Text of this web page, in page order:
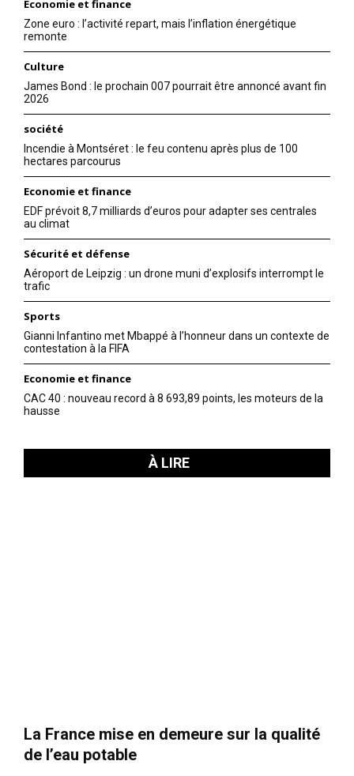
Economie et finance
Zone euro : l’activité repart, mais l’inflation énergétique
remonte
Culture
James Bond : le prochain 007 pourrait être annoncé avant fin
2026
société
Incendie à Montséret : le feu contenu après plus de 100
hectares parcourus
Economie et finance
EDF prévoit 8,7 milliards d’euros pour adapter ses centrales
au climat
Sécurité et défense
Aéroport de Leipzig : un drone muni d’explosifs interrompt le
trafic
Sports
Gianni Infantino met Mbappé à l’honneur dans un contexte de
contestation à la FIFA
Economie et finance
CAC 40 : nouveau record à 8 693,89 points, les moteurs de la
hausse
À LIRE
La France mise en demeure sur la qualité
de l’eau potable